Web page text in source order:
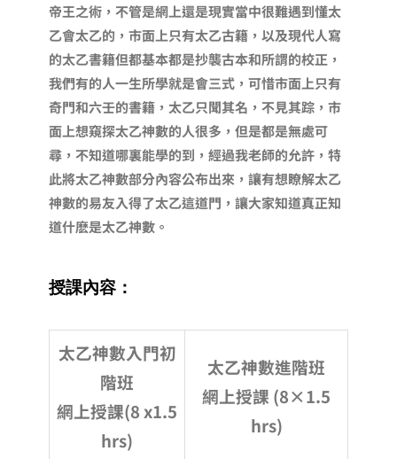
帝王之術，不管是網上還是現實當中很難遇到懂太
乙會太乙的，市面上只有太乙古籍，以及現代人寫
的太乙書籍但都基本都是抄襲古本和所謂的校正，
我們有的人一生所學就是會三式，可惜市面上只有
奇門和六壬的書籍，太乙只聞其名，不見其踪，市
面上想窺探太乙神數的人很多，但是都是無處可
尋，不知道哪裏能學的到，經過我老師的允許，特
此將太乙神數部分內容公布出來，讓有想瞭解太乙
神數的易友入得了太乙這道門，讓大家知道真正知
道什麽是太乙神數。
授課內容：
太乙神數入門初
階班
網上授課(8 x1.5
hrs)
太乙神數進階班
網上授課 (8×1.5
hrs)